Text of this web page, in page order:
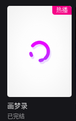
举办开国祭并
能够共同生活的世
界「人魔共荣圈」
邦。然而，在这背
后，也有人将魔王
利姆路的崛起视为
热播
画梦录
画梦录
已完结